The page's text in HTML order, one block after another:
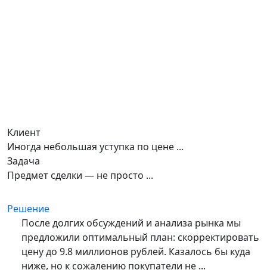
Клиент
Иногда небольшая уступка по цене ...
Задача
Предмет сделки — не просто ...
Решение
После долгих обсуждений и анализа рынка мы
предложили оптимальный план: скорректировать
цену до 9.8 миллионов рублей. Казалось бы куда
ниже, но к сожалению покупатели не ...